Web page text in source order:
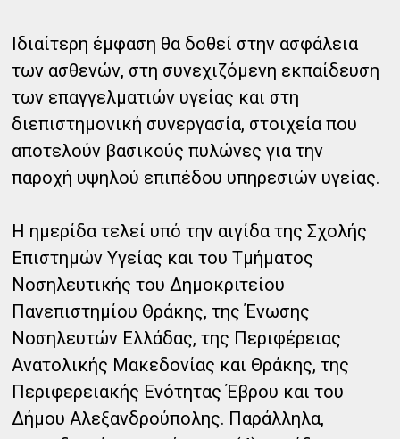
Ιδιαίτερη έμφαση θα δοθεί στην ασφάλεια
των ασθενών, στη συνεχιζόμενη εκπαίδευση
των επαγγελματιών υγείας και στη
διεπιστημονική συνεργασία, στοιχεία που
αποτελούν βασικούς πυλώνες για την
παροχή υψηλού επιπέδου υπηρεσιών υγείας.
Η ημερίδα τελεί υπό την αιγίδα της Σχολής
Επιστημών Υγείας και του Τμήματος
Νοσηλευτικής του Δημοκριτείου
Πανεπιστημίου Θράκης, της Ένωσης
Νοσηλευτών Ελλάδας, της Περιφέρειας
Ανατολικής Μακεδονίας και Θράκης, της
Περιφερειακής Ενότητας Έβρου και του
Δήμου Αλεξανδρούπολης. Παράλληλα,